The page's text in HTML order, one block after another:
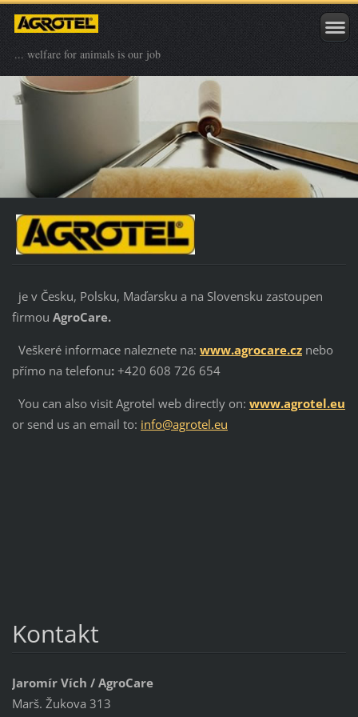
... welfare for animals is our job
je v Česku, Polsku, Maďarsku a na Slovensku zastoupen
firmou AgroCare.
Veškeré informace naleznete na: www.agrocare.cz nebo
přímo na telefonu: +420 608 726 654
You can also visit Agrotel web directly on: www.agrotel.eu
or send us an email to: info@agrotel.eu
Kontakt
Jaromír Vích / AgroCare
Marš. Žukova 313